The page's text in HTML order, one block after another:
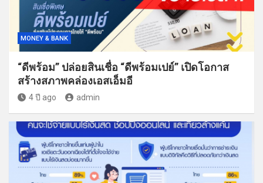
MONEY & BANK
“ดีพร้อม” ปล่อยสินเชื่อ “ดีพร้อมเปย์” เปิดโอกาส
สร้างสภาพคล่องเอสเอ็มอี
4 ปี ago admin